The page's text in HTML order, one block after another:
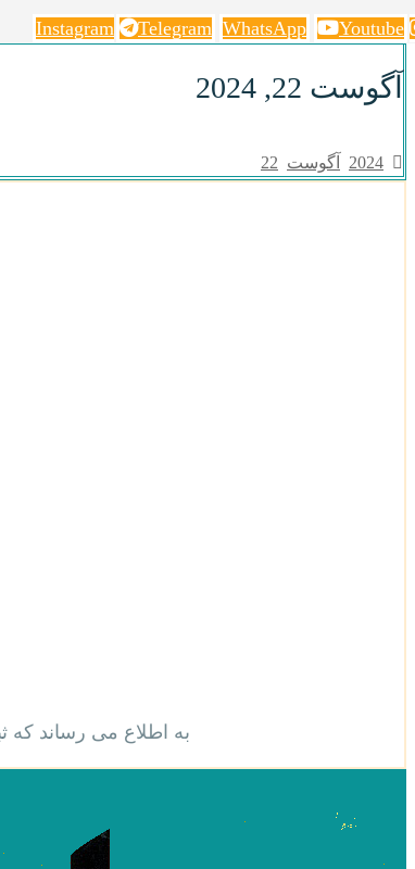
Instagram Telegram WhatsApp Youtube
آگوست 22, 2024
2024 آگوست 22
به اطلاع می رساند که ثبت نام ترم پاییز